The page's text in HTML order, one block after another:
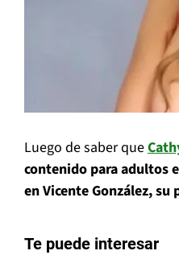
Luego de saber que
contenido para adultos
en Vicente González,
Te puede interesar